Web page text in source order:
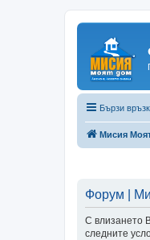
Бързи
Мисия
Форум |
С влизането
следните